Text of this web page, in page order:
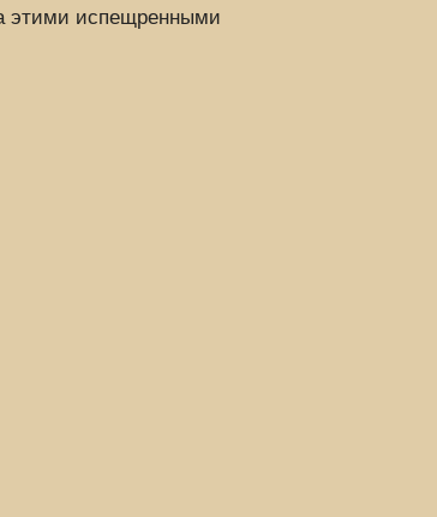
этими испещренными